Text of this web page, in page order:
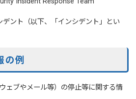
ント（以下、「インシデント」とい
の例
ェブやメール等）の停止等に関する情